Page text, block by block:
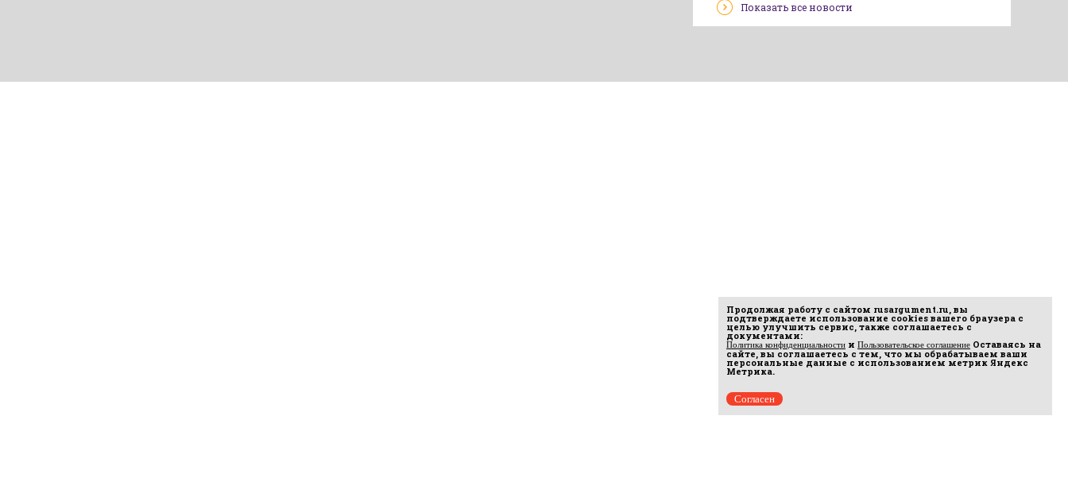
Показать все новости
Продолжая работу с сайтом rusargument.ru, вы
подтверждаете использование cookies вашего браузера с
целью улучшить сервис, также соглашаетесь с
документами:
Политика конфиденциальности и Пользовательское соглашение Оставаясь на
сайте, вы соглашаетесь с тем, что мы обрабатываем ваши
персональные данные с использованием метрик Яндекс
Метрика.
Согласен